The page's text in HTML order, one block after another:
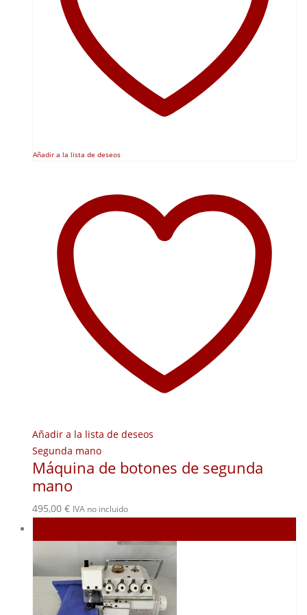
Añadir a la lista de deseos
Añadir a la lista de deseos
Segunda mano
Máquina de botones de segunda
mano
495,00 € IVA no incluido